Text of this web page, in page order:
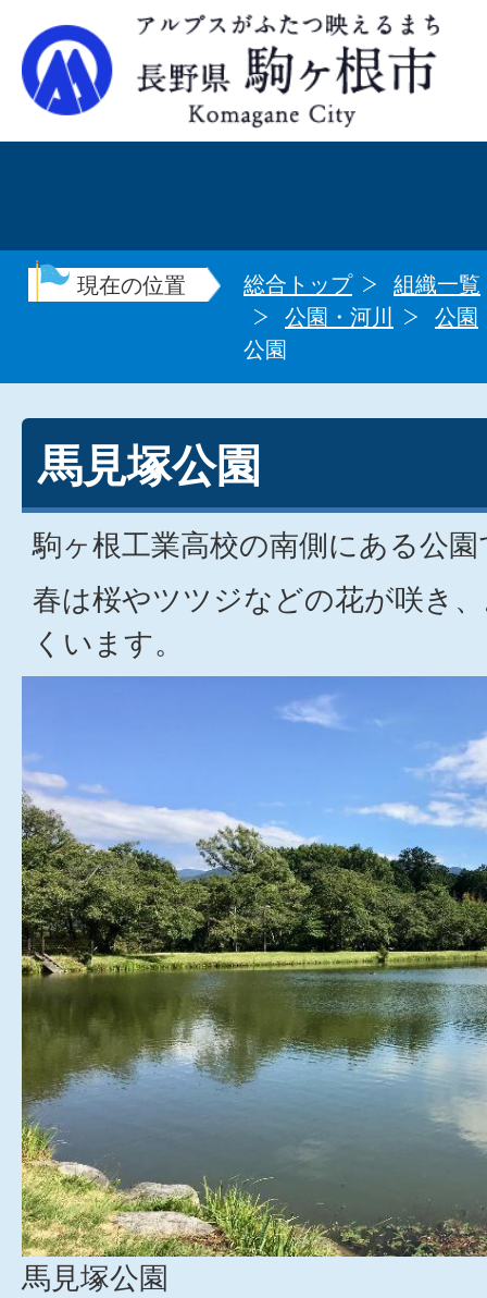
現在の位置 総合トップ
組織一覧
公園・河川
公園
公園
馬見塚公園
駒ヶ根工業高校の南側にある公
春は桜やツツジなどの花が咲き
くいます。
馬見塚公園